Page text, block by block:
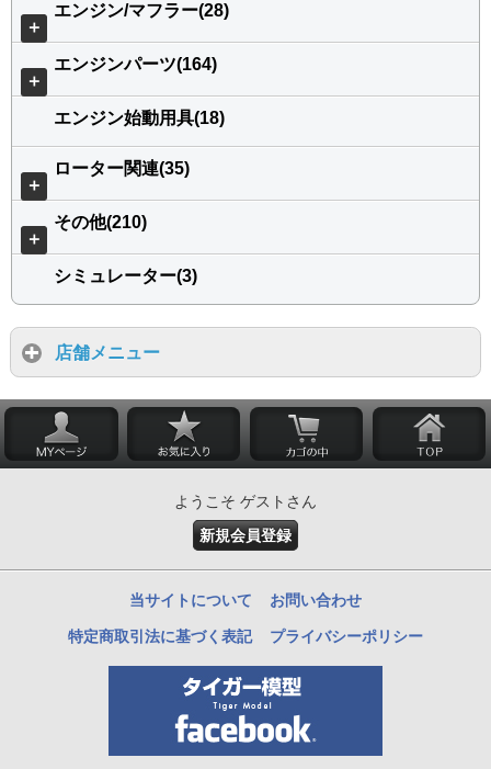
＋
エンジン/マフラー(28)
＋
エンジンパーツ(164)
エンジン始動用具(18)
＋
ローター関連(35)
＋
その他(210)
シミュレーター(3)
店舗メニュー
ようこそ ゲストさん
新規会員登録
当サイトについて お問い合わせ
特定商取引法に基づく表記 プライバシーポリシー